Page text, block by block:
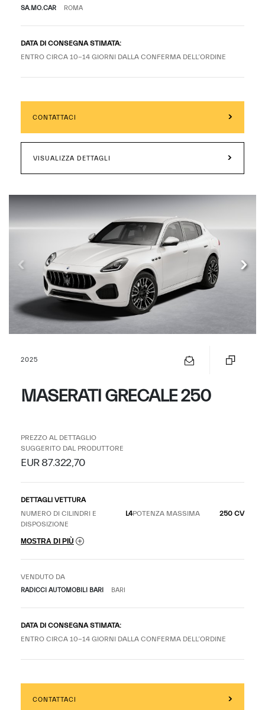
SA.MO.CAR ROMA
DATA DI CONSEGNA STIMATA:
ENTRO CIRCA 10-14 GIORNI DALLA CONFERMA DELL’ORDINE
CONTATTACI
VISUALIZZA DETTAGLI
MASERATI GRECALE 250
2025
PREZZO AL DETTAGLIO
SUGGERITO DAL PRODUTTORE
EUR 87.322,70
DETTAGLI VETTURA
NUMERO DI CILINDRI E
DISPOSIZIONE
L4POTENZA MASSIMA 250 CV
MOSTRA DI PIÙ
VENDUTO DA
RADICCI AUTOMOBILI BARI BARI
DATA DI CONSEGNA STIMATA:
ENTRO CIRCA 10-14 GIORNI DALLA CONFERMA DELL’ORDINE
CONTATTACI